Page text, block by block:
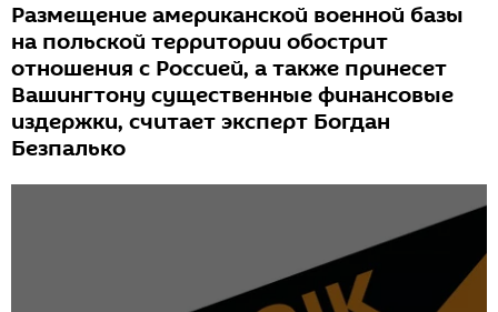
Размещение американской военной базы
на польской территории обострит
отношения с Россией, а также принесет
Вашингтону существенные финансовые
издержки, считает эксперт Богдан
Безпалько